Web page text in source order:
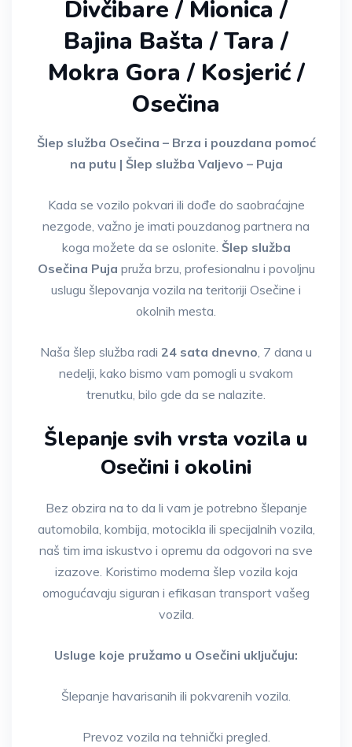
Divčibare / Mionica /
Bajina Bašta / Tara /
Mokra Gora / Kosjerić /
Osečina
Šlep služba Osečina – Brza i pouzdana pomoć
na putu | Šlep služba Valjevo – Puja
Kada se vozilo pokvari ili dođe do saobraćajne
nezgode, važno je imati pouzdanog partnera na
koga možete da se oslonite. Šlep služba
Osečina Puja pruža brzu, profesionalnu i povoljnu
uslugu šlepovanja vozila na teritoriji Osečine i
okolnih mesta.
Naša šlep služba radi 24 sata dnevno , 7 dana u
nedelji, kako bismo vam pomogli u svakom
trenutku, bilo gde da se nalazite.
Šlepanje svih vrsta vozila u
Osečini i okolini
Bez obzira na to da li vam je potrebno šlepanje
automobila, kombija, motocikla ili specijalnih vozila,
naš tim ima iskustvo i opremu da odgovori na sve
izazove. Koristimo moderna šlep vozila koja
omogućavaju siguran i efikasan transport vašeg
vozila.
Usluge koje pružamo u Osečini uključuju:
Šlepanje havarisanih ili pokvarenih vozila.
Prevoz vozila na tehnički pregled.